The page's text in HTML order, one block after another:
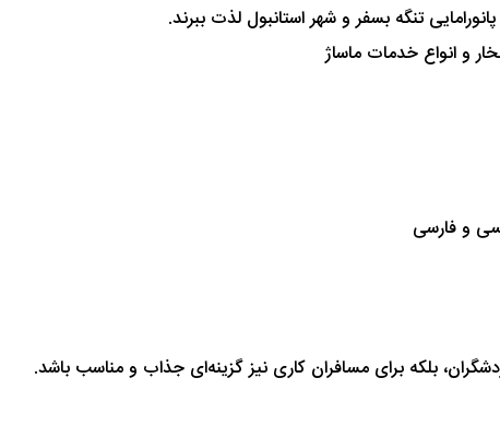
تنگه بسفر و شهر استانبول لذت ببرند.
و انواع خدمات ماساژ
بلکه برای مسافران کاری نیز گزینه‌ای جذاب و مناسب باشد.